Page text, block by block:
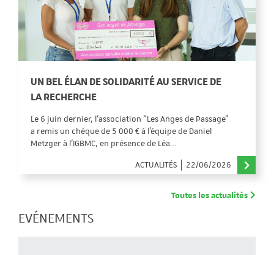
UN BEL ÉLAN DE SOLIDARITÉ AU SERVICE DE
LA RECHERCHE
Le 6 juin dernier, l’association “Les Anges de Passage”
a remis un chèque de 5 000 € à l’équipe de Daniel
Metzger à l’IGBMC, en présence de Léa…
ACTUALITÉS
22/06/2026
Toutes les actualités
EVÉNEMENTS